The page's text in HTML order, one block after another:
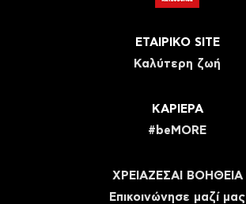
ΕΤΑΙΡΙΚΟ SITE
Καλύτερη ζωή
ΚΑΡΙΕΡΑ
#beMORE
ΧΡΕΙΑΖΕΣΑΙ ΒΟΗΘΕΙΑ
Eπικοινώνησε μαζί μας